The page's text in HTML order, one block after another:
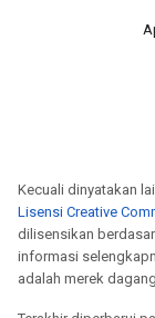
Kecuali dinyatakan
Lisensi Creative
dilisensikan
informasi
adalah merek